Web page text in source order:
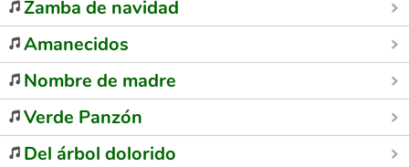
Zamba de navidad
Amanecidos
Nombre de madre
Verde Panzón
Del árbol dolorido